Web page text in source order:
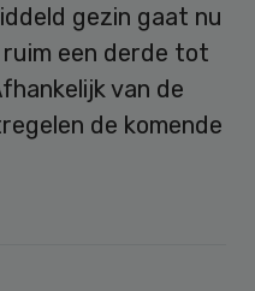
gezin gaat nu
een derde tot
van de
de komende